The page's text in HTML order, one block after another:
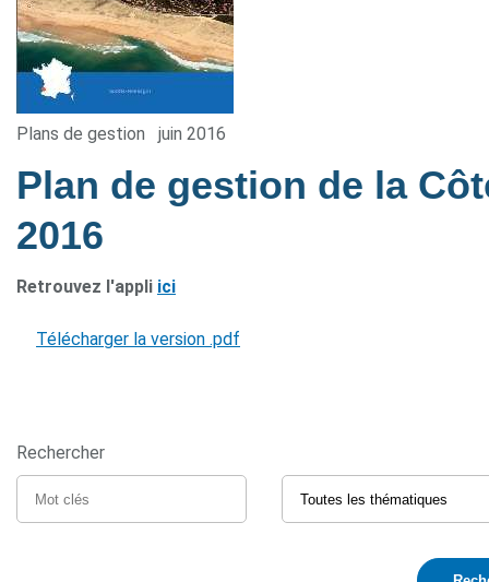
Plans de gestion juin 2016
Plan de gestion de la
2016
Retrouvez l'appli ici
Télécharger la version .pdf
Rechercher